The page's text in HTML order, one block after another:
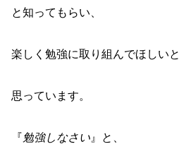
と知ってもらい、
楽しく勉強に取り組んでほしいと
思っています。
『勉強しなさい 』と、